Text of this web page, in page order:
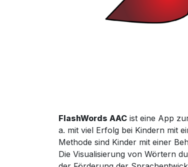
FlashWords AAC ist eine App
a. mit viel Erfolg bei Kindern mit
Methode sind Kinder mit einer
Die Visualisierung von Wörtern